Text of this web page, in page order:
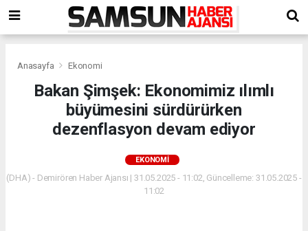
Anasayfa Ekonomi
Bakan Şimşek: Ekonomimiz ılımlı
büyümesini sürdürürken
dezenflasyon devam ediyor
EKONOMI
(DHA) - Demirören Haber Ajansı | 31.05.2025 - 11:02, Güncelleme: 31.05.2025 -
11:02